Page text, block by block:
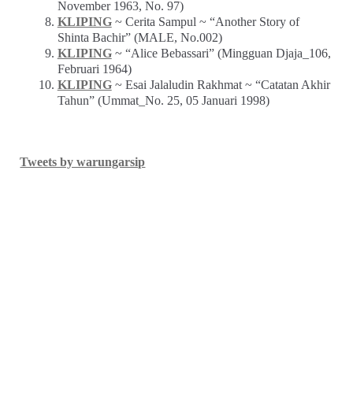
November 1963, No. 97)
KLIPING~ Cerita Sampul ~ “Another Story of
Shinta Bachir” (MALE, No.002)
KLIPING~ “Alice Bebassari” (Mingguan Djaja_106,
Februari 1964)
KLIPING~ Esai Jalaludin Rakhmat ~ “Catatan Akhir
Tahun” (Ummat_No. 25, 05 Januari 1998)
Tweets by warungarsip